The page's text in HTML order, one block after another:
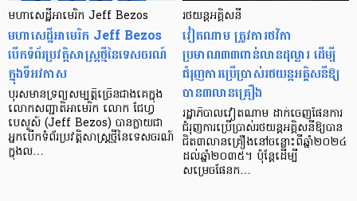
មហាសេដ្ឋីអាមេរិក Jeff Bezos
មហាសេដ្ឋីអាមេរិក Jeff Bezos
បើកទំព័រប្រវត្តិសាស្ត្រថ្មីនៃទេសចរណ៍
ក្នុងទីអវកាស
បុរសមានទ្រព្យសម្បត្តិច្រើនជាងគេក្នុង
លោកសញ្ជាតិអាមេរិក លោក ជែហ្វ
បេសូស៍ (Jeff Bezos) បានក្លាយជា
អ្នកបើកទំព័រប្រវត្តិសាស្ត្រថ្មីនៃទេសចរណ៍
ក្នុងល…
រថយន្តអគ្គិសនី
វៀតណាម ត្រូវការថវិកា
ប្រមាណ៣៣ពាន់លានដុល្លារ ដើម្បី
ជំរុញការប្រើប្រាស់រថយន្តអគ្គិសនីឱ្យ
បាន៣លានគ្រឿង
រដ្ឋាភិបាលវៀតណាម ដាក់ចេញផែនការ
ជំរុញការប្រើប្រាស់រថយន្តអគ្គិសនីឱ្យបាន
ជិត៣លានគ្រឿងនៅចន្លោះពីឆ្នាំ២០២៤
ដល់ឆ្នាំ២០៣៥។ ប៉ុន្តែដើម្បី
សម្រេចផែនក…